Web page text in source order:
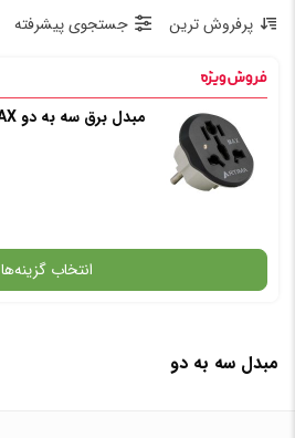
پرفروش ترین جستجوی پیشرفته
مبدل برق سه به دو ARTIMA MAX
انتخاب گزینه‌ها
گارانتی
مبدل سه به دو